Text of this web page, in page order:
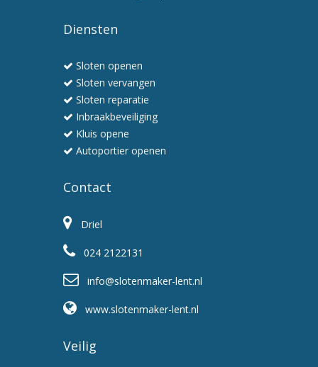
professioneel
Diensten
Sloten openen
Sloten vervangen
Sloten reparatie
Inbraakbeveiliging
Kluis opene
Autoportier openen
Contact
Driel
024 2122131
info@slotenmaker-lent.nl
www.slotenmaker-lent.nl
Veilig